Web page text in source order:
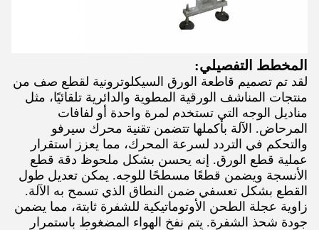
المخطط التفصيلي:
لقد تم تصميم قاطعة الورق السيكلوترونية لقطع صف من
منتجات المناشف الورقية المطوية والدائرية تلقائيًا، مثل
مناديل الوجه التي تستخدم لمرة واحدة أو لفافات
المرحاض. الآلة بأكملها تتضمن تقنية محرك سيرفو
والتحكم في التردد لسرعة المحرك، مما يعزز استقرار
عملية قطع الورق. إنه يحسن بشكل ملحوظ دقة قطع
الأنسجة ويضمن قطعًا مسطحًا للوجه. يمكن تعديل طول
القطع بشكل تعسفي ضمن النطاق الذي تسمح به الآلة.
زاوية عجلة الطحن الأوتوماتيكية للشفرة ثابتة، مما يضمن
جودة شحذ الشفرة. يتم نفخ الهواء المضغوط باستمرار